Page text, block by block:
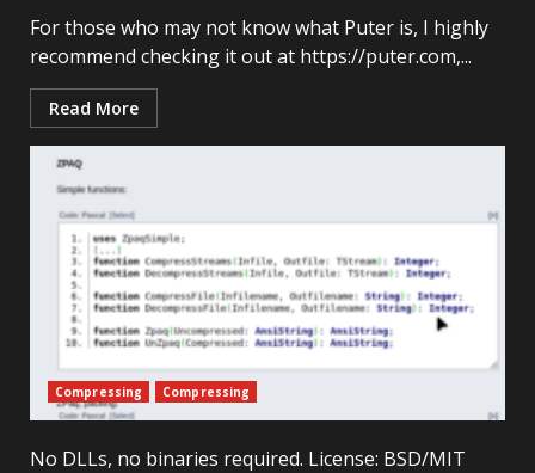
For those who may not know what Puter is, I highly
recommend checking it out at https://puter.com,...
Read More
Compressing Compressing
No DLLs, no binaries required. License: BSD/MIT